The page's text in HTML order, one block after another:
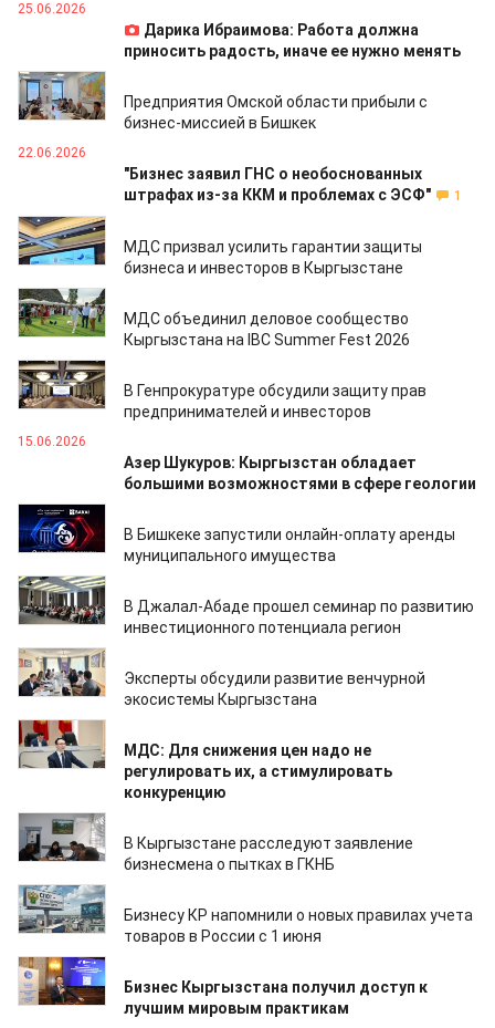
25.06.2026
Дарика Ибраимова: Работа должна
приносить радость, иначе ее нужно менять
24.06.2026
Предприятия Омской области прибыли с
бизнес-миссией в Бишкек
22.06.2026
"Бизнес заявил ГНС о необоснованных
штрафах из-за ККМ и проблемах с ЭСФ"
1
18.06.2026
МДС призвал усилить гарантии защиты
бизнеса и инвесторов в Кыргызстане
17.06.2026
МДС объединил деловое сообщество
Кыргызстана на IBC Summer Fest 2026
16.06.2026
В Генпрокуратуре обсудили защиту прав
предпринимателей и инвесторов
15.06.2026
Азер Шукуров: Кыргызстан обладает
большими возможностями в сфере геологии
11.06.2026
В Бишкеке запустили онлайн-оплату аренды
муниципального имущества
11.06.2026
В Джалал-Абаде прошел семинар по развитию
инвестиционного потенциала регион
29.05.2026
Эксперты обсудили развитие венчурной
экосистемы Кыргызстана
26.05.2026
МДС: Для снижения цен надо не
регулировать их, а стимулировать
конкуренцию
20.05.2026
В Кыргызстане расследуют заявление
бизнесмена о пытках в ГКНБ
20.05.2026
Бизнесу КР напомнили о новых правилах учета
товаров в России с 1 июня
14.05.2026
Бизнес Кыргызстана получил доступ к
лучшим мировым практикам